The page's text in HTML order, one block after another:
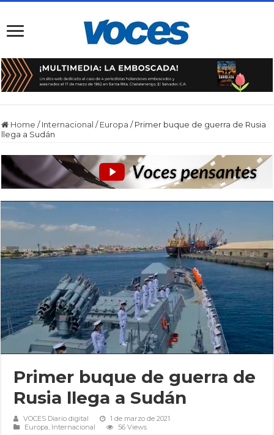
Home / Internacional / Europa / Primer buque de guerra de Rusia
llega a Sudán
Primer buque de guerra de
Rusia llega a Sudán
VOCES Diario digital
1 de marzo de 2021
Europa, Internacional 56 Views